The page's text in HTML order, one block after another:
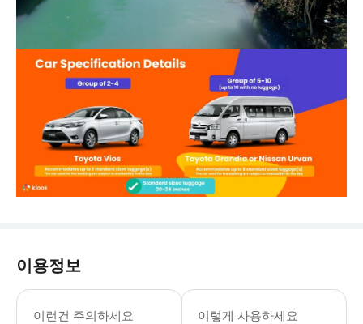
이용정보
이런건 주의하세요
- 예약확정 * 예약 후 확정 여부를 바
- 추가요금표 * 추가 요금은 현금으
이렇게 사용하세요